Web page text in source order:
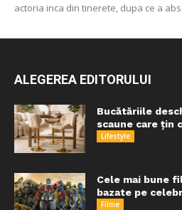
actoria inca din tinerete, dupa ce a
ALEGEREA EDITORULUI
Bucătăriile
scaune care țin
Lifestyle
Cele mai bune
bazate pe
Filme